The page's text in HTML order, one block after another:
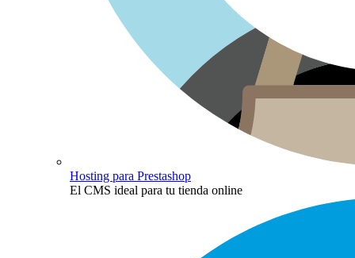
Hosting para Prestashop
El CMS ideal para tu tienda online